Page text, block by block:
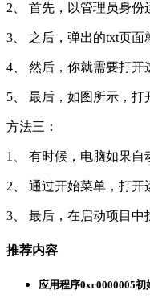
2、 首先，以管理员身份
3、 之后，弹出的txt页
4、 然后，你就需要打开
5、 最后，如图所示，打
方法三：
1、 有时候，电脑如果自
2、 通过开始菜单，打开
3、 最后，在启动项目中
推荐内容
应用程序0xc0000005